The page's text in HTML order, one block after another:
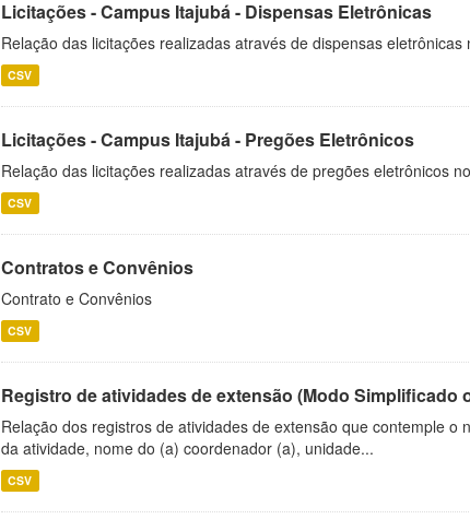
Licitações - Campus Itajubá - Dispensas Eletrônicas
Relação das licitações realizadas através de dispensas
CSV
Licitações - Campus Itajubá - Pregões Eletrônicos
Relação das licitações realizadas através de pregões eletrônicos
CSV
Contratos e Convênios
Contrato e Convênios
CSV
Registro de atividades de extensão (Modo Simplificado
Relação dos registros de atividades de extensão que contemple
da atividade, nome do (a) coordenador (a), unidade...
CSV